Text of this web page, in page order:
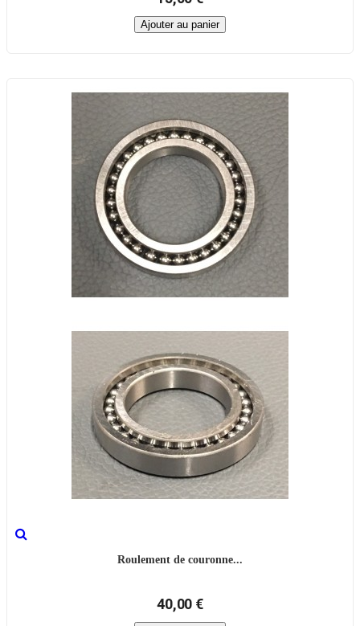
Ajouter au panier
Roulement de couronne...
40,00 €